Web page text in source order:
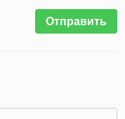
Отправить